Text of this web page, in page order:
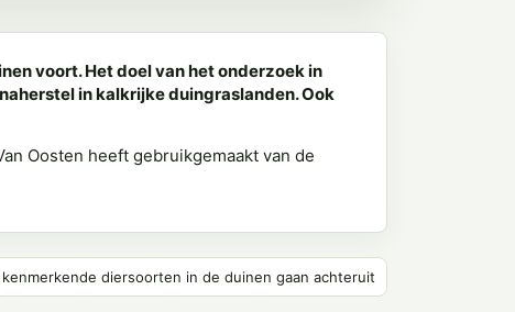
voort. Het doel van het onderzoek in
in kalkrijke duingraslanden. Ook
Oosten heeft gebruikgemaakt van de
diersoorten in de duinen gaan achteruit